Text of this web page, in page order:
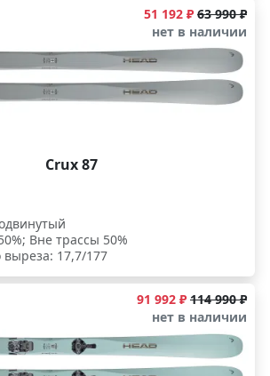
51 192 ₽ 63 990 ₽
нет в наличии
Crux 87
Вне трассы 50%
выреза: 17,7/177
91 992 ₽ 114 990 ₽
нет в наличии